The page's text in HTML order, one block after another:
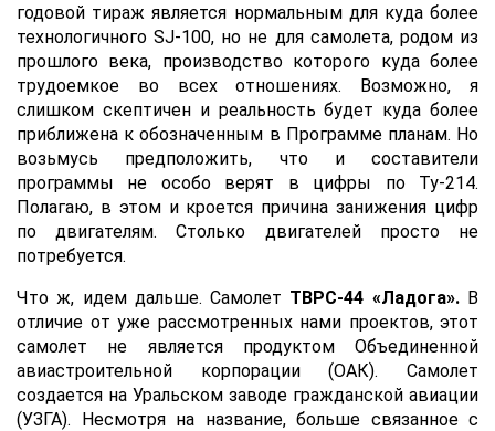
годовой тираж является нормальным для куда более
технологичного SJ-100, но не для самолета, родом из
прошлого века, производство которого куда более
трудоемкое во всех отношениях. Возможно, я
слишком скептичен и реальность будет куда более
приближена к обозначенным в Программе планам. Но
возьмусь предположить, что и составители
программы не особо верят в цифры по Ту-214.
Полагаю, в этом и кроется причина занижения цифр
по двигателям. Столько двигателей просто не
потребуется.
Что ж, идем дальше. Самолет ТВРС-44 «Ладога». В
отличие от уже рассмотренных нами проектов, этот
самолет не является продуктом Объединенной
авиастроительной корпорации (ОАК). Самолет
создается на Уральском заводе гражданской авиации
(УЗГА). Несмотря на название, больше связанное с